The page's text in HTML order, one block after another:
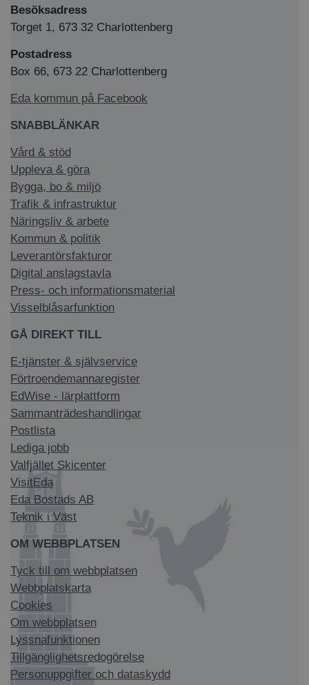
Besöksadress
Torget 1, 673 32 Charlottenberg
Postadress
Box 66, 673 22 Charlottenberg
Eda kommun på Facebook
SNABBLÄNKAR
Vård & stöd
Uppleva & göra
Bygga, bo & miljö
Trafik & infrastruktur
Näringsliv & arbete
Kommun & politik
Leverantörsfakturor
Digital anslagstavla
Press- och informationsmaterial
Visselblåsarfunktion
GÅ DIREKT TILL
E-tjänster & självservice
Förtroendemannaregister
EdWise - lärplattform
Sammanträdeshandlingar
Postlista
Lediga jobb
Valfjället Skicenter
VisitEda
Eda Bostads AB
Teknik i Väst
OM WEBBPLATSEN
Tyck till om webbplatsen
Webbplatskarta
Cookies
Om webbplatsen
Lyssnafunktionen
Tillgänglighetsredogörelse
Personuppgifter och dataskydd